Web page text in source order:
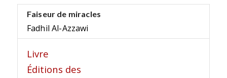
Faiseur de miracles
Fadhil Al-Azzawi
Livre
Éditions des